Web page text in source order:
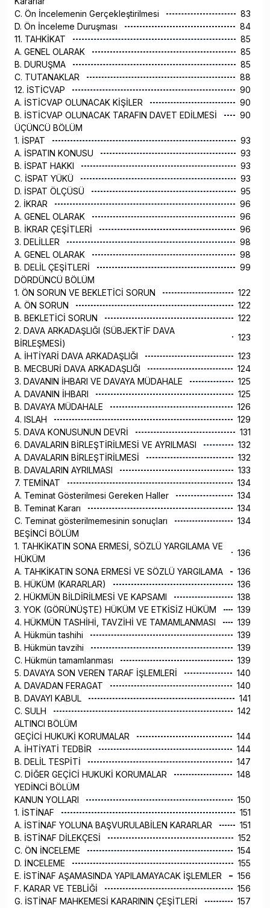
C. Ön İncelemenin Gerçekleştirilmesi
83
D. Ön İnceleme Duruşması
84
11. TAHKİKAT
85
A. GENEL OLARAK
85
B. DURUŞMA
85
C. TUTANAKLAR
88
12. İSTİCVAP
90
A. İSTİCVAP OLUNACAK KİŞİLER
90
B. İSTİCVAP OLUNACAK TARAFIN DAVET EDİLMESİ
90
ÜÇÜNCÜ BÖLÜM
1. İSPAT
93
A. İSPATIN KONUSU
93
B. İSPAT HAKKI
93
C. İSPAT YÜKÜ
93
D. İSPAT ÖLÇÜSÜ
95
2. İKRAR
96
A. GENEL OLARAK
96
B. İKRAR ÇEŞİTLERİ
96
3. DELİLLER
98
A. GENEL OLARAK
98
B. DELİL ÇEŞİTLERİ
99
DÖRDÜNCÜ BÖLÜM
1. ÖN SORUN VE BEKLETİCİ SORUN
122
A. ÖN SORUN
122
B. BEKLETİCİ SORUN
122
2. DAVA ARKADAŞLIĞI (SÜBJEKTİF DAVA
BİRLEŞMESİ)
123
A. İHTİYARİ DAVA ARKADAŞLIĞI
123
B. MECBURİ DAVA ARKADAŞLIĞI
124
3. DAVANIN İHBARI VE DAVAYA MÜDAHALE
125
A. DAVANIN İHBARI
125
B. DAVAYA MÜDAHALE
126
4. ISLAH
129
5. DAVA KONUSUNUN DEVRİ
131
6. DAVALARIN BİRLEŞTİRİLMESİ VE AYRILMASI
132
A. DAVALARIN BİRLEŞTİRİLMESİ
132
B. DAVALARIN AYRILMASI
133
7. TEMİNAT
134
A. Teminat Gösterilmesi Gereken Haller
134
B. Teminat Kararı
134
C. Teminat gösterilmemesinin sonuçları
134
BEŞİNCİ BÖLÜM
1. TAHKİKATIN SONA ERMESİ, SÖZLÜ YARGILAMA VE
HÜKÜM
136
A. TAHKİKATIN SONA ERMESİ VE SÖZLÜ YARGILAMA
136
B. HÜKÜM (KARARLAR)
136
2. HÜKMÜN BİLDİRİLMESİ VE KAPSAMI
138
3. YOK (GÖRÜNÜŞTE) HÜKÜM VE ETKİSİZ HÜKÜM
139
4. HÜKMÜN TASHİHİ, TAVZİHİ VE TAMAMLANMASI
139
A. Hükmün tashihi
139
B. Hükmün tavzihi
139
C. Hükmün tamamlanması
139
5. DAVAYA SON VEREN TARAF İŞLEMLERİ
140
A. DAVADAN FERAGAT
140
B. DAVAYI KABUL
141
C. SULH
142
ALTINCI BÖLÜM
GEÇİCİ HUKUKİ KORUMALAR
144
A. İHTİYATİ TEDBİR
144
B. DELİL TESPİTİ
147
C. DİĞER GEÇİCİ HUKUKİ KORUMALAR
148
YEDİNCİ BÖLÜM
KANUN YOLLARI
150
1. İSTİNAF
151
A. İSTİNAF YOLUNA BAŞVURULABİLEN KARARLAR
151
B. İSTİNAF DİLEKÇESİ
152
C. ÖN İNCELEME
154
D. İNCELEME
155
E. İSTİNAF AŞAMASINDA YAPILAMAYACAK İŞLEMLER
156
F. KARAR VE TEBLİĞİ
156
G. İSTİNAF MAHKEMESİ KARARININ ÇEŞİTLERİ
157